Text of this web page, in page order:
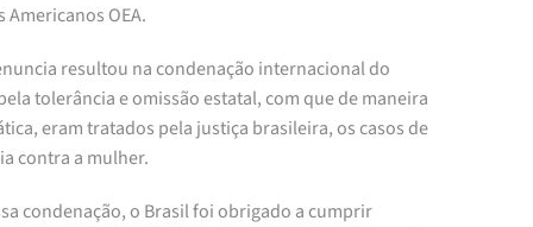
Americanos OEA.
resultou na condenação internacional do
tolerância e omissão estatal, com que de maneira
eram tratados pela justiça brasileira, os casos de
contra a mulher.
condenação, o Brasil foi obrigado a cumprir